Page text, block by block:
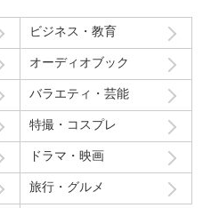
価格の高い順
年間ランキング
ビジネス・教育
オーディオブック
バラエティ・芸能
特撮・コスプレ
ドラマ・映画
旅行・グルメ